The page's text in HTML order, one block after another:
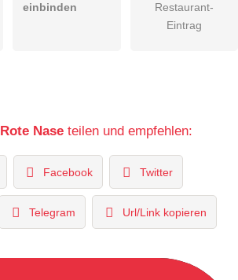
einbinden
Restaurant-
Eintrag
Rote Nase teilen und empfehlen:
Facebook Twitter
Telegram Url/Link kopieren